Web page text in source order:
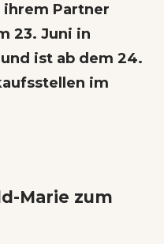
ihrem Partner
23. Juni in
ist ab dem 24.
im
Marie zum